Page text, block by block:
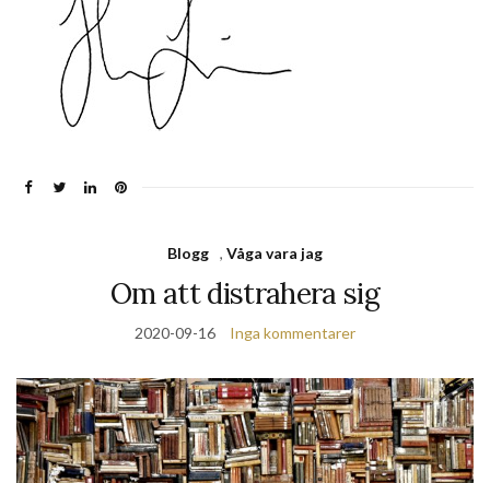
Blogg , Våga vara jag
Om att distrahera sig
2020-09-16 Inga kommentarer